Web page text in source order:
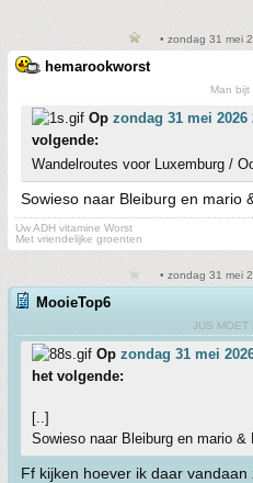
• zondag 31 mei
hemarookworst
Man bijt
Op zondag 31 mei 2026
volgende:
Wandelroutes voor Luxemburg /
Sowieso naar Bleiburg en mario
Uw ADH vitamine Worst
Met vriendelijke groenten
• zondag 31 mei
MooieTop6
JUS MOET
Op zondag 31 mei
het volgende:
[..]
Sowieso naar Bleiburg en mario &
Ff kijken hoever ik daar vandaan